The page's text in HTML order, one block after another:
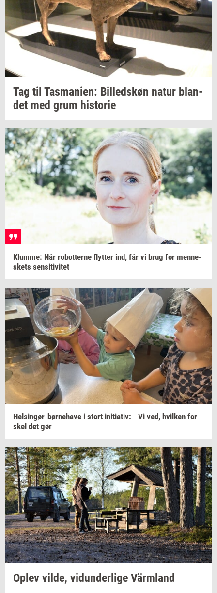
Tag til Tas­ma­ni­en: Bil­leds­køn natur blan­
det med grum hi­sto­rie
Klum­me: Når ro­bot­ter­ne flyt­ter ind, får vi brug for men­ne­
skets sen­si­ti­vi­tet
Helsingør-​børnehave i stort ini­ti­a­tiv: - Vi ved, hvil­ken for­
skel det gør
Oplev vilde, vi­dun­der­li­ge Värmland